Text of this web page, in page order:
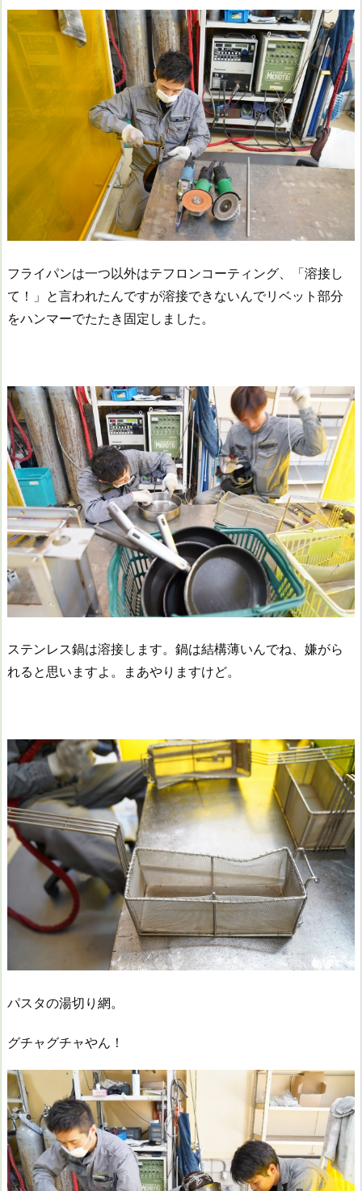
フライパンは一つ以外はテフロンコーティング、「溶接し
て！」と言われたんですが溶接できないんでリベット部分
をハンマーでたたき固定しました。
ステンレス鍋は溶接します。鍋は結構薄いんでね、嫌がら
れると思いますよ。まあやりますけど。
パスタの湯切り網。
グチャグチャやん！